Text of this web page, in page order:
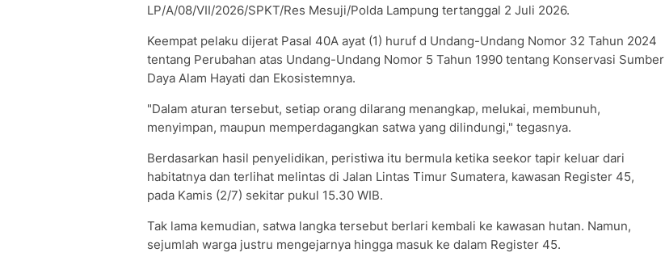
LP/A/08/VII/2026/SPKT/Res Mesuji/Polda Lampung tertanggal 2 Juli 2026.
Keempat pelaku dijerat Pasal 40A ayat (1) huruf d Undang-Undang Nomor 32 Tahun 2024
tentang Perubahan atas Undang-Undang Nomor 5 Tahun 1990 tentang Konservasi Sumber
Daya Alam Hayati dan Ekosistemnya.
"Dalam aturan tersebut, setiap orang dilarang menangkap, melukai, membunuh,
menyimpan, maupun memperdagangkan satwa yang dilindungi," tegasnya.
Berdasarkan hasil penyelidikan, peristiwa itu bermula ketika seekor tapir keluar dari
habitatnya dan terlihat melintas di Jalan Lintas Timur Sumatera, kawasan Register 45,
pada Kamis (2/7) sekitar pukul 15.30 WIB.
Tak lama kemudian, satwa langka tersebut berlari kembali ke kawasan hutan. Namun,
sejumlah warga justru mengejarnya hingga masuk ke dalam Register 45.